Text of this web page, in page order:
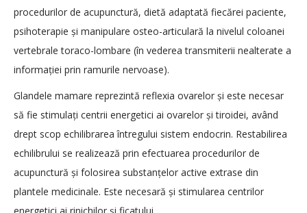
procedurilor de acupunctură, dietă adaptată fiecărei paciente,
psihoterapie și manipulare osteo-articulară la nivelul coloanei
vertebrale toraco-lombare (în vederea transmiterii nealterate a
informației prin ramurile nervoase).
Glandele mamare reprezintă reflexia ovarelor și este necesar
să fie stimulați centrii energetici ai ovarelor și tiroidei, având
drept scop echilibrarea întregului sistem endocrin. Restabilirea
echilibrului se realizează prin efectuarea procedurilor de
acupunctură și folosirea substanțelor active extrase din
plantele medicinale. Este necesară și stimularea centrilor